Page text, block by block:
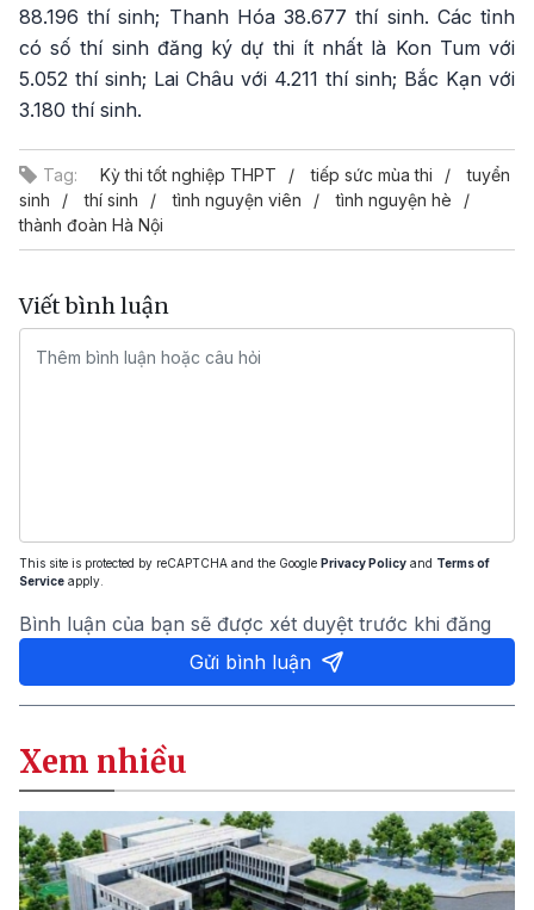
88.196 thí sinh; Thanh Hóa 38.677 thí sinh. Các tỉnh
có số thí sinh đăng ký dự thi ít nhất là Kon Tum với
5.052 thí sinh; Lai Châu với 4.211 thí sinh; Bắc Kạn với
3.180 thí sinh.
Tag: Kỳ thi tốt nghiệp THPT tiếp sức mùa thi
tuyển
sinh
thí sinh tình nguyện viên
tình nguyện hè
thành đoàn Hà Nội
Viết bình luận
This site is protected by reCAPTCHA and the Google Privacy Policy and Terms of
Service apply.
Bình luận của bạn sẽ được xét duyệt trước khi đăng
Gửi bình luận
Xem nhiều